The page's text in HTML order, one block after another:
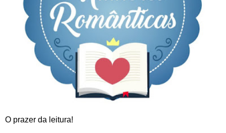
O prazer da leitura!